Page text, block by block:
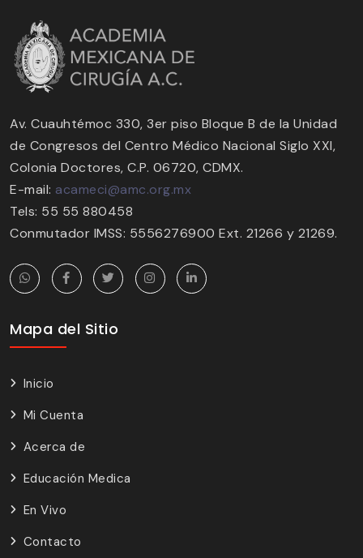
Av. Cuauhtémoc 330, 3er piso Bloque B de la Unidad
de Congresos del Centro Médico Nacional Siglo XXI,
Colonia Doctores, C.P. 06720, CDMX.
E-mail: acameci@amc.org.mx
Tels: 55 55 880458
Conmutador IMSS: 5556276900 Ext. 21266 y 21269.
Mapa del Sitio
Inicio
Mi Cuenta
Acerca de
Educación Medica
En Vivo
Contacto